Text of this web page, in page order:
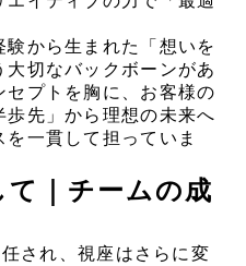
験から生まれた「想いを
切なバックボーンがあ
セプトを胸に、お客様の
先」から理想の未来へ
一貫して担っていま
て｜チームの成
され、視座はさらに変